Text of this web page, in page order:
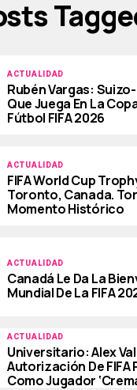
ACTUALIDAD
Rubén Vargas:
Que Juega En La
Fútbol FIFA 2026
ACTUALIDAD
FIFA World Cup
Toronto, Canada.
Momento Histórico
ACTUALIDAD
Canadá Le Da La
Mundial De La FIFA
ACTUALIDAD
Universitario: Alex
Autorización De FIFA
Como Jugador